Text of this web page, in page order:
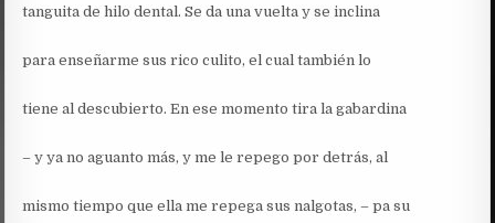
tanguita de hilo dental. Se da una vuelta y se inclina
para enseñarme sus rico culito, el cual también lo
tiene al descubierto. En ese momento tira la gabardina
– y ya no aguanto más, y me le repego por detrás, al
mismo tiempo que ella me repega sus nalgotas, – pa su